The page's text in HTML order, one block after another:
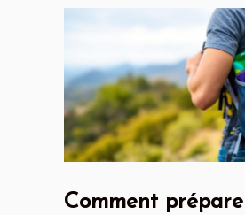
Comment